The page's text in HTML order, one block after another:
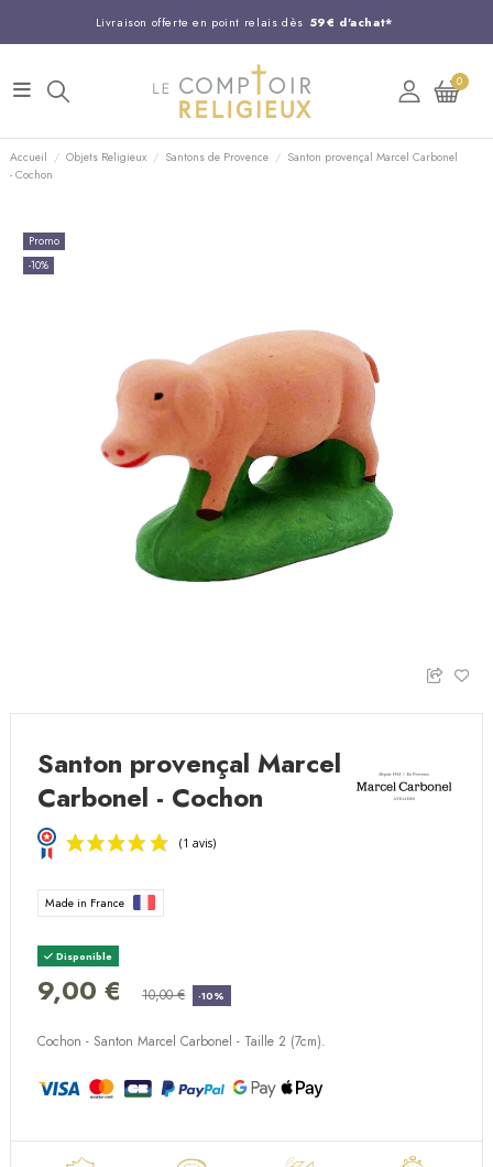
Livraison offerte en point relais dès 59€ d'achat*
Entreprise Française familiale
Support client disponible au 03 20 24 74 15
Commandez avant 14H, expédition le jour même !
0
Accueil Objets Religieux Santons de Provence
Santon provençal Marcel Carbonel
- Cochon
Promo
-10%
Santon provençal Marcel
Carbonel - Cochon
(1 avis)
Made in France
Disponible
9,00 € 10,00 € -10%
Cochon - Santon Marcel Carbonel - Taille 2 (7cm).